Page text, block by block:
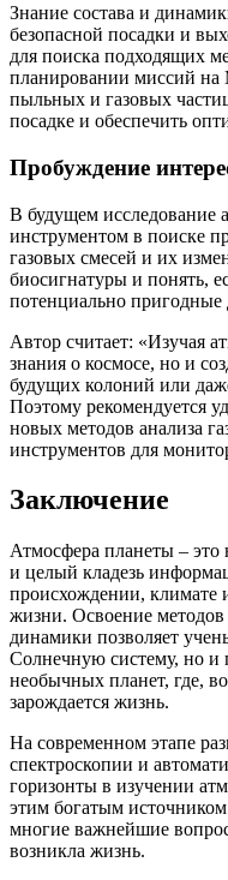
Знание состава и
безопасной посадки и
для поиска подходящих
планировании миссий на
пыльных и газовых
посадке и обеспечить
Пробуждение
В будущем исследование
инструментом в поиске
газовых смесей и их
биосигнатуры и понять,
потенциально пригодные
Автор считает: «Изучая
знания о космосе, но и
будущих колоний или
Поэтому рекомендуется
новых методов анализа
инструментов для
Заключение
Атмосфера планеты – это
и целый кладезь
происхождении, климате
жизни. Освоение методов
динамики позволяет
Солнечную систему, но и
необычных планет, где,
зарождается жизнь.
На современном этапе
спектроскопии и
горизонты в изучении
этим богатым
многие важнейшие
возникла жизнь.